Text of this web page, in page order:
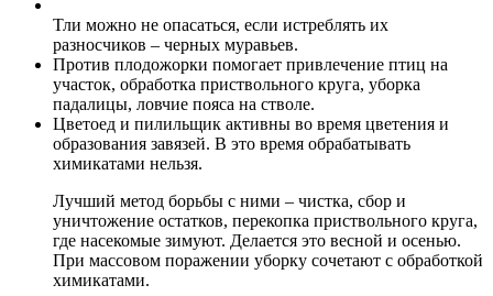
Тли можно не опасаться, если истреблять их
разносчиков – черных муравьев.
Против плодожорки помогает привлечение птиц на
участок, обработка приствольного круга, уборка
падалицы, ловчие пояса на стволе.
Цветоед и пилильщик активны во время цветения и
образования завязей. В это время обрабатывать
химикатами нельзя.
Лучший метод борьбы с ними – чистка, сбор и
уничтожение остатков, перекопка приствольного круга,
где насекомые зимуют. Делается это весной и осенью.
При массовом поражении уборку сочетают с обработкой
химикатами.